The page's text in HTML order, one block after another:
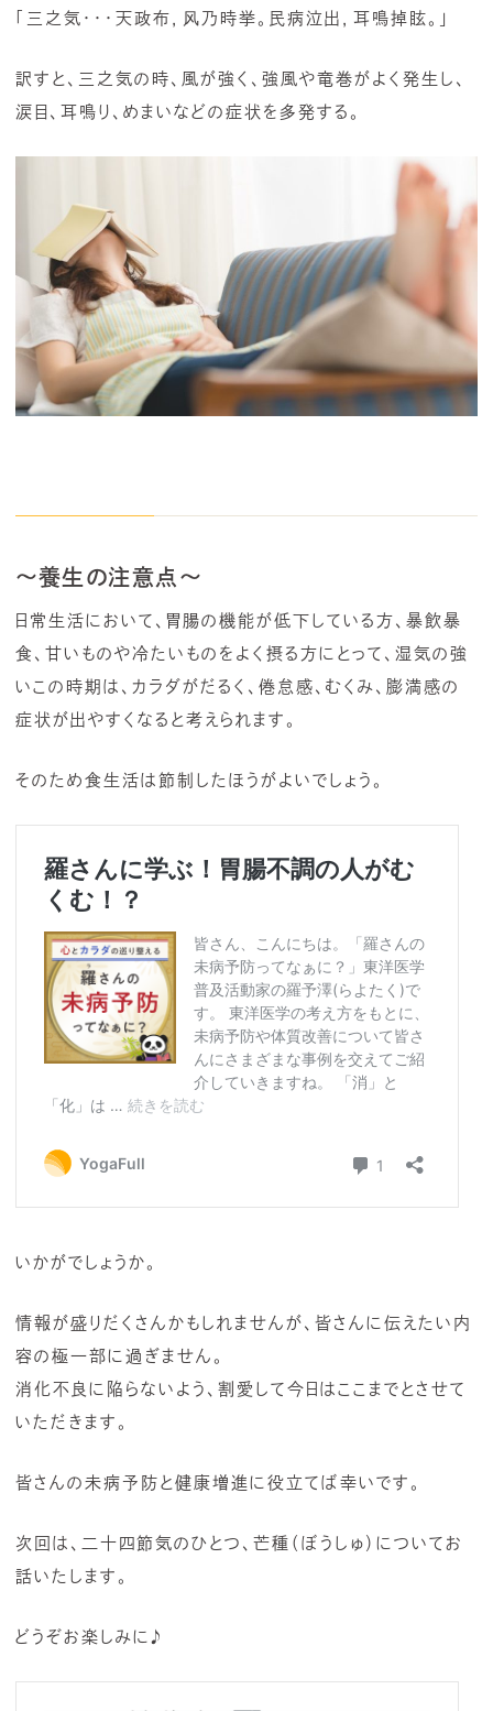
「三之気・・・天政布，风乃時挙。民病泣出，耳鳴掉眩。」
訳すと、三之気の時、風が強く、強風や竜巻がよく発生し、
涙目、耳鳴り、めまいなどの症状を多発する。
～養生の注意点～
日常生活において、胃腸の機能が低下している方、暴飲暴
食、甘いものや冷たいものをよく摂る方にとって、湿気の強
いこの時期は、カラダがだるく、倦怠感、むくみ、膨満感の
症状が出やすくなると考えられます。
そのため食生活は節制したほうがよいでしょう。
いかがでしょうか。
情報が盛りだくさんかもしれませんが、皆さんに伝えたい内
容の極一部に過ぎません。
消化不良に陥らないよう、割愛して今日はここまでとさせて
いただきます。
皆さんの未病予防と健康増進に役立てば幸いです。
次回は、二十四節気のひとつ、芒種（ぼうしゅ）についてお
話いたします。
どうぞお楽しみに♪